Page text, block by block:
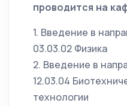
проводится на
1. Введение в
03.03.02 Физика
2. Введение в
12.03.04
технологии